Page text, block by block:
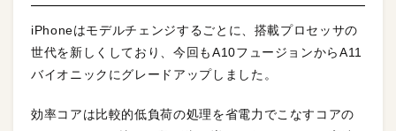
iPhoneはモデルチェンジするごとに、搭載プロセッサの
世代を新しくしており、今回もA10フュージョンからA11
バイオニックにグレードアップしました。
効率コアは比較的低負荷の処理を省電力でこなすコアの